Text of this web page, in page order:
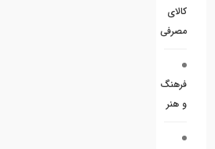
کالای
مصرفی
فرهنگ
و هنر